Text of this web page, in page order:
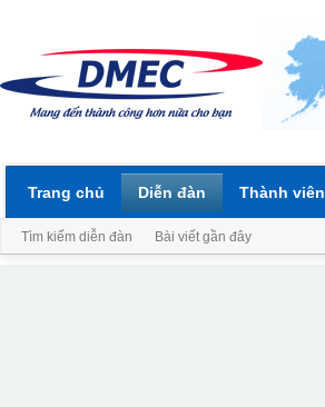
Trang chủ Diễn đàn
Tìm kiếm diễn đàn Bài viết gần đây
Thành viên